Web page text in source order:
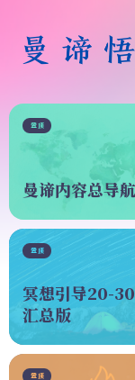
置顶
冥想引导20-
汇总版
置顶
置顶
曼谛内容总导航